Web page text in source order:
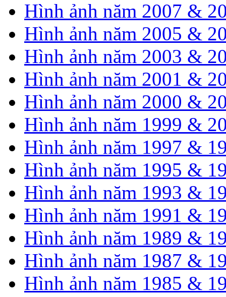
Hình ảnh năm 2007 &
Hình ảnh năm 2005 &
Hình ảnh năm 2003 &
Hình ảnh năm 2001 &
Hình ảnh năm 2000 &
Hình ảnh năm 1999 &
Hình ảnh năm 1997 &
Hình ảnh năm 1995 &
Hình ảnh năm 1993 &
Hình ảnh năm 1991 &
Hình ảnh năm 1989 &
Hình ảnh năm 1987 &
Hình ảnh năm 1985 &